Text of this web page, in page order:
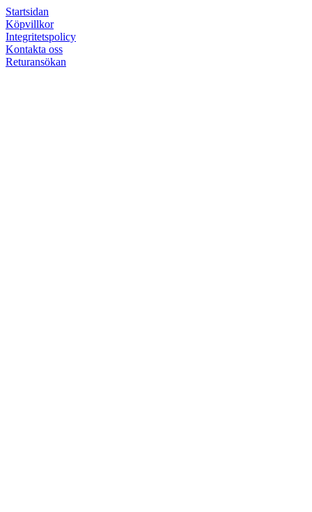
Startsidan
Köpvillkor
Integritetspolicy
Kontakta oss
Returansökan